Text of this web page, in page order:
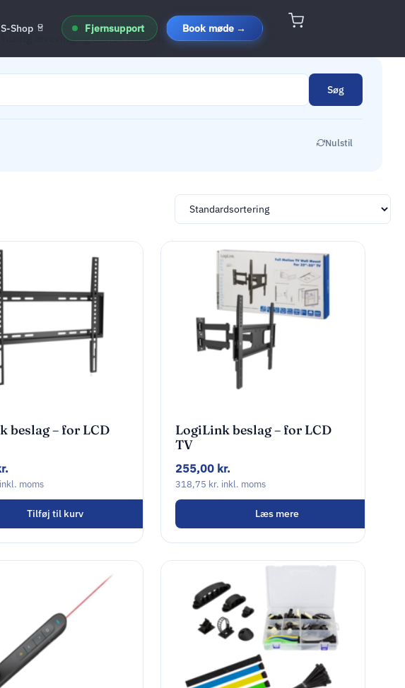
Shop Fjernsupport Book møde →
levering og dansk support.
Søg
Nulstil
beslag – for LCD
inkl. moms
Tilføj til kurv
LogiLink beslag – for LCD
TV
255,00 kr.
318,75 kr. inkl. moms
Læs mere